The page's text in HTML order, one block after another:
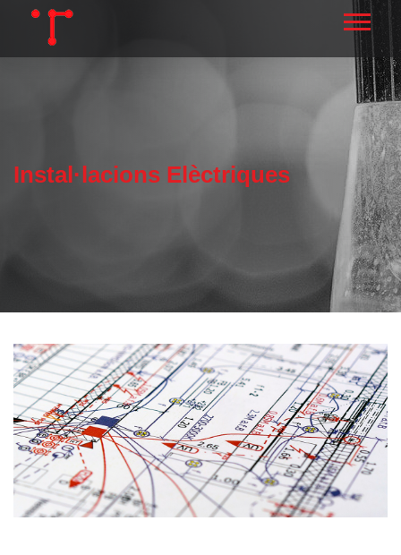
Instal·lacions Elèctriques